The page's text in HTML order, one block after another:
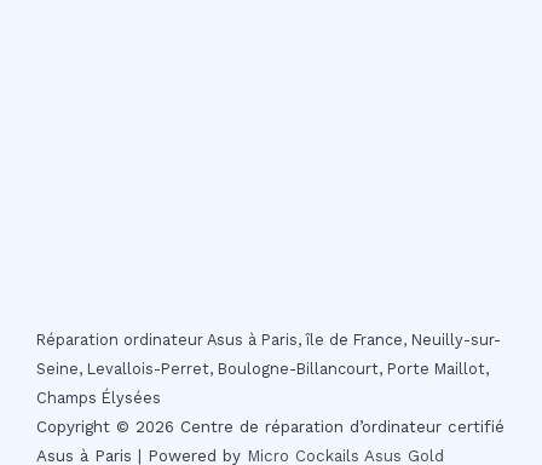
Réparation ordinateur Asus à Paris, île de France, Neuilly-sur-
Seine, Levallois-Perret, Boulogne-Billancourt, Porte Maillot,
Champs Élysées
Copyright © 2026 Centre de réparation d’ordinateur certifié
Asus à Paris | Powered by Micro Cockails Asus Gold